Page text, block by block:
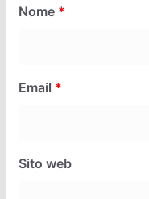
Nome *
Email *
Sito web